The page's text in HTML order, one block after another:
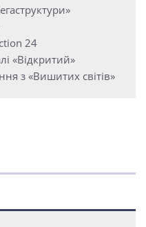
24
«Відкритий»
з «Вишитих світів»